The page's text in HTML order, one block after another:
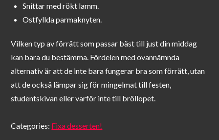
Snittar med rökt lamm.
Ostfyllda parmaknyten.
Vilken typ av förrätt som passar bäst till just din middag
kan bara du bestämma. Fördelen med ovannämnda
alternativ är att de inte bara fungerar bra som förrätt, utan
att de också lämpar sig för mingelmat till festen,
studentskivan eller varför inte till bröllopet.
Categories: Fixa desserten!